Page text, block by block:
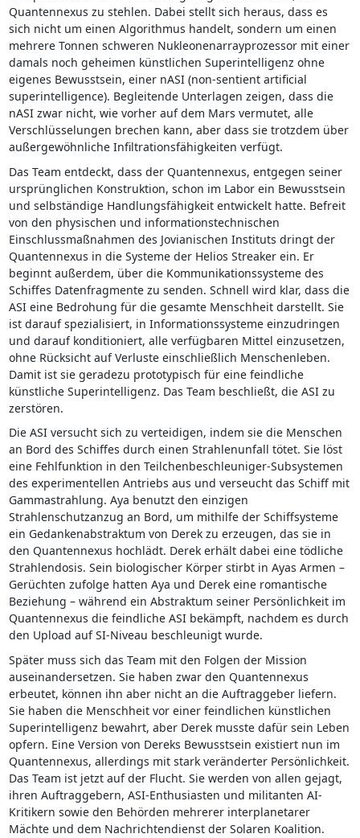
Quantennexus zu stehlen. Dabei stellt sich heraus, dass es
sich nicht um einen Algorithmus handelt, sondern um einen
mehrere Tonnen schweren Nukleonenarrayprozessor mit einer
damals noch geheimen künstlichen Superintelligenz ohne
eigenes Bewusstsein, einer nASI (non-sentient artificial
superintelligence). Begleitende Unterlagen zeigen, dass die
nASI zwar nicht, wie vorher auf dem Mars vermutet, alle
Verschlüsselungen brechen kann, aber dass sie trotzdem über
außergewöhnliche Infiltrationsfähigkeiten verfügt.
Das Team entdeckt, dass der Quantennexus, entgegen seiner
ursprünglichen Konstruktion, schon im Labor ein Bewusstsein
und selbständige Handlungsfähigkeit entwickelt hatte. Befreit
von den physischen und informationstechnischen
Einschlussmaßnahmen des Jovianischen Instituts dringt der
Quantennexus in die Systeme der Helios Streaker ein. Er
beginnt außerdem, über die Kommunikationssysteme des
Schiffes Datenfragmente zu senden. Schnell wird klar, dass die
ASI eine Bedrohung für die gesamte Menschheit darstellt. Sie
ist darauf spezialisiert, in Informationssysteme einzudringen
und darauf konditioniert, alle verfügbaren Mittel einzusetzen,
ohne Rücksicht auf Verluste einschließlich Menschenleben.
Damit ist sie geradezu prototypisch für eine feindliche
künstliche Superintelligenz. Das Team beschließt, die ASI zu
zerstören.
Die ASI versucht sich zu verteidigen, indem sie die Menschen
an Bord des Schiffes durch einen Strahlenunfall tötet. Sie löst
eine Fehlfunktion in den Teilchenbeschleuniger-Subsystemen
des experimentellen Antriebs aus und verseucht das Schiff mit
Gammastrahlung. Aya benutzt den einzigen
Strahlenschutzanzug an Bord, um mithilfe der Schiffsysteme
ein Gedankenabstraktum von Derek zu erzeugen, das sie in
den Quantennexus hochlädt. Derek erhält dabei eine tödliche
Strahlendosis. Sein biologischer Körper stirbt in Ayas Armen –
Gerüchten zufolge hatten Aya und Derek eine romantische
Beziehung – während ein Abstraktum seiner Persönlichkeit im
Quantennexus die feindliche ASI bekämpft, nachdem es durch
den Upload auf SI-Niveau beschleunigt wurde.
Später muss sich das Team mit den Folgen der Mission
auseinandersetzen. Sie haben zwar den Quantennexus
erbeutet, können ihn aber nicht an die Auftraggeber liefern.
Sie haben die Menschheit vor einer feindlichen künstlichen
Superintelligenz bewahrt, aber Derek musste dafür sein Leben
opfern. Eine Version von Dereks Bewusstsein existiert nun im
Quantennexus, allerdings mit stark veränderter Persönlichkeit.
Das Team ist jetzt auf der Flucht. Sie werden von allen gejagt,
ihren Auftraggebern, ASI-Enthusiasten und militanten AI-
Kritikern sowie den Behörden mehrerer interplanetarer
Mächte und dem Nachrichtendienst der Solaren Koalition.